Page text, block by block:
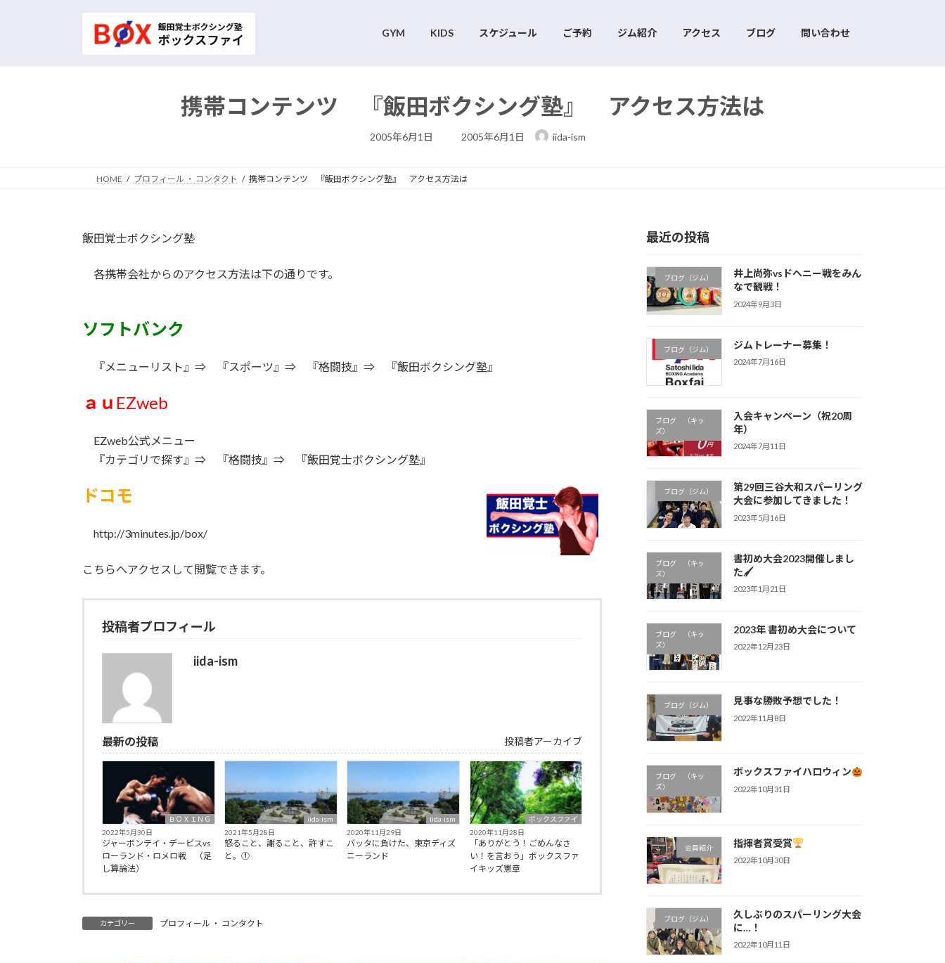
GYM KIDS スケジュール ご予約 ジム紹介 アクセス ブログ 問い合わせ
携帯コンテンツ 『飯田ボクシング塾』 アクセス方法は
2005年6月1日
最
終
時
2005年6月1日 iida-ism
HOME プロフィール ・ コンタクト 携帯コンテンツ 『飯田ボクシング塾』 アクセス方法は
飯田覚士ボクシング塾
各携帯会社からのアクセス方法は下の通りです。
ソフトバンク
『メニューリスト』⇒ 『スポーツ』⇒ 『格闘技』⇒ 『飯田ボクシング塾』
ａｕ EZweb
EZweb公式メニュー
『カテゴリで探す』⇒ 『格闘技』⇒ 『飯田覚士ボクシング塾』
ドコモ
http://3minutes.jp/box/
こちらへアクセスして閲覧できます。
投稿者プロフィール
iida-ism
最新の投稿 投稿者アーカイブ
ＢＯＸＩＮＧ
2022年5月30日
ジャーボンテイ・デービスvs
ローランド・ロメロ戦 （足
し算論法）
iida-ism
2021年5月28日
怒ること、謝ること、許すこ
と。①
iida-ism
2020年11月29日
バッタに負けた、東京ディズ
ニーランド
ボックスファイ
2020年11月28日
「ありがとう！ごめんなさ
い！を言おう」ボックスファ
イキッズ憲章
カテゴリー プロフィール ・ コンタクト
最近の投稿
ブログ（ジム）
井上尚弥vsドヘニー戦をみん
なで観戦！
2024年9月3日
ブログ（ジム） ジムトレーナー募集！
2024年7月16日
ブログ （キッ
ズ）
入会キャンペーン（祝20周
年）
2024年7月11日
ブログ（ジム）
第29回三谷大和スパーリング
大会に参加してきました！
2023年5月16日
ブログ （キッ
ズ）
書初め大会2023開催しまし
た🖌
2023年1月21日
ブログ （キッ
ズ）
2023年 書初め大会について
2022年12月23日
ブログ（ジム） 見事な勝敗予想でした！
2022年11月8日
ブログ （キッ
ズ）
ボックスファイハロウィン
2022年10月31日
会員紹介 指揮者賞受賞
2022年10月30日
ブログ（ジム）
久しぶりのスパーリング大会
に…！
2022年10月11日